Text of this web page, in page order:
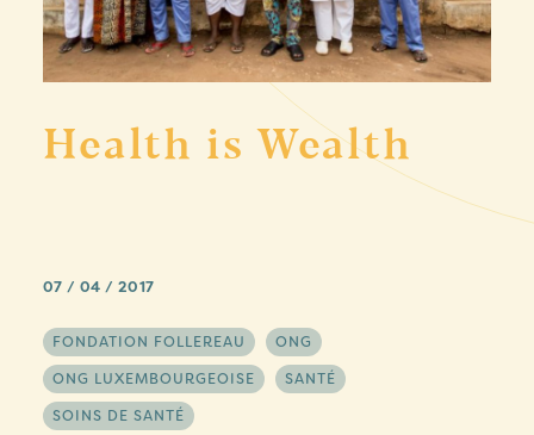
Health is Wealth
07 / 04 / 2017
FONDATION FOLLEREAU
ONG
ONG LUXEMBOURGEOISE
SANTÉ
SOINS DE SANTÉ